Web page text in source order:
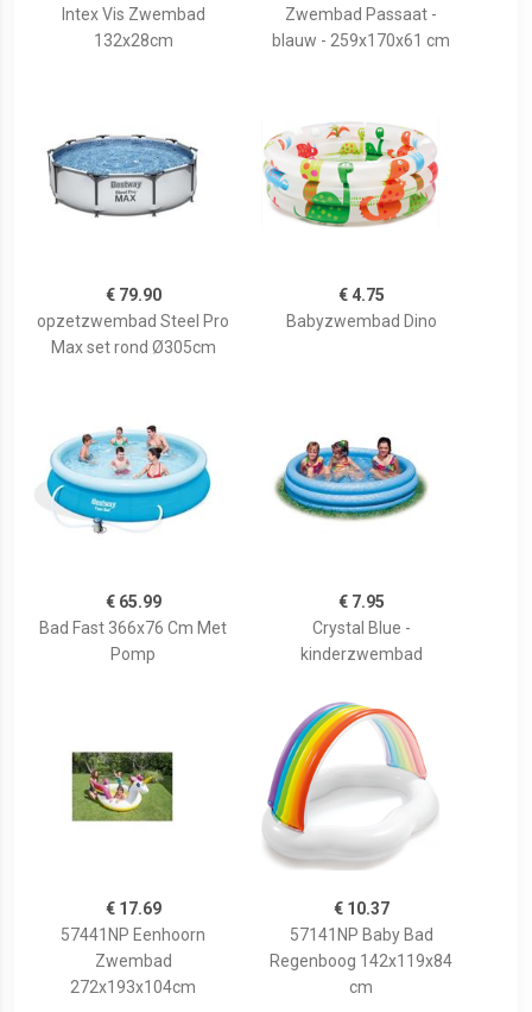
Intex Vis Zwembad
132x28cm
Zwembad Passaat -
blauw - 259x170x61 cm
€ 79.90
opzetzwembad Steel Pro
Max set rond Ø305cm
€ 4.75
Babyzwembad Dino
€ 65.99
Bad Fast 366x76 Cm Met
Pomp
€ 7.95
Crystal Blue -
kinderzwembad
€ 17.69
57441NP Eenhoorn
Zwembad
272x193x104cm
€ 10.37
57141NP Baby Bad
Regenboog 142x119x84
cm